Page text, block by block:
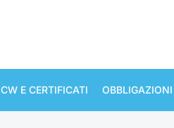
CW E CERTIFICATI OBBLIGAZIONI